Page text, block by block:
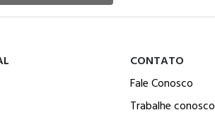
CONTATO
Fale Conosco
Trabalhe conosco